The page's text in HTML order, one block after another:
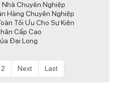
Nhà Chuyên Nghiệp
Hàng Chuyên Nghiệp
Tối Ưu Cho Sự Kiện
Cấp Cao
Đại Long
2 Next Last